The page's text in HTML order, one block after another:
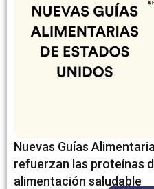
Nuevas Guías
refuerzan las proteínas
alimentación saludable